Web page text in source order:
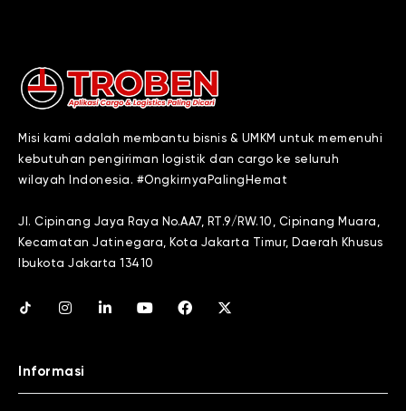
Misi kami adalah membantu bisnis & UMKM untuk memenuhi
kebutuhan pengiriman logistik dan cargo ke seluruh
wilayah Indonesia. #OngkirnyaPalingHemat
Jl. Cipinang Jaya Raya No.AA7, RT.9/RW.10, Cipinang Muara,
Kecamatan Jatinegara, Kota Jakarta Timur, Daerah Khusus
Ibukota Jakarta 13410
Informasi